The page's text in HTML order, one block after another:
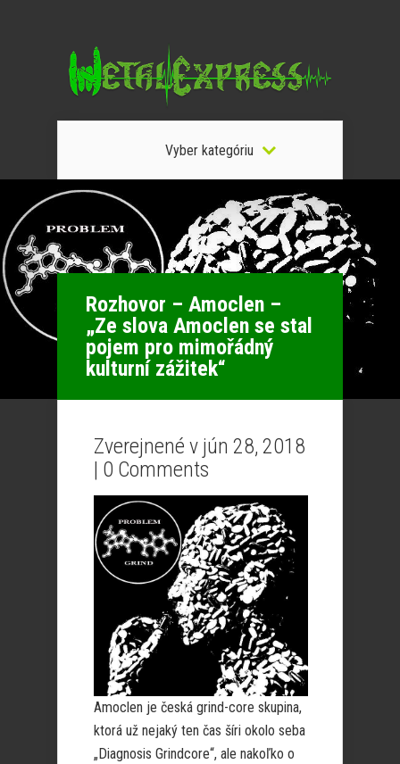
Vyber kategóriu
Rozhovor – Amoclen –
„Ze slova Amoclen se stal
pojem pro mimořádný
kulturní zážitek“
Zverejnené v jún 28, 2018
| 0 Comments
Amoclen je česká grind-core skupina,
ktorá už nejaký ten čas šíri okolo seba
„Diagnosis Grindcore“, ale nakoľko o